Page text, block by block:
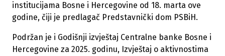
institucijama Bosne i Hercegovine od 18. marta ove
godine, čiji je predlagač Predstavnički dom PSBiH.
Podržan je i Godišnji izvještaj Centralne banke Bosne i
Hercegovine za 2025. godinu, Izvještaj o aktivnostima